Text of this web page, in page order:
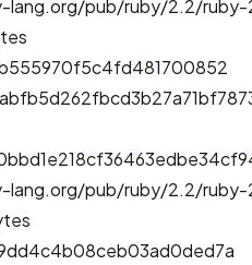
lang.org/pub/ruby/2.2/ruby-
pub/ruby/2.2/ruby-